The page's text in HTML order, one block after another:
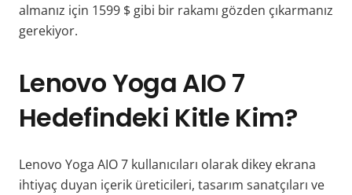
almanız için 1599 $ gibi bir rakamı gözden çıkarmanız
gerekiyor.
Lenovo Yoga AIO 7
Hedefindeki Kitle Kim?
Lenovo Yoga AIO 7 kullanıcıları olarak dikey ekrana
ihtiyaç duyan içerik üreticileri, tasarım sanatçıları ve